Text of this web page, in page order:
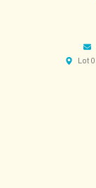
Lot